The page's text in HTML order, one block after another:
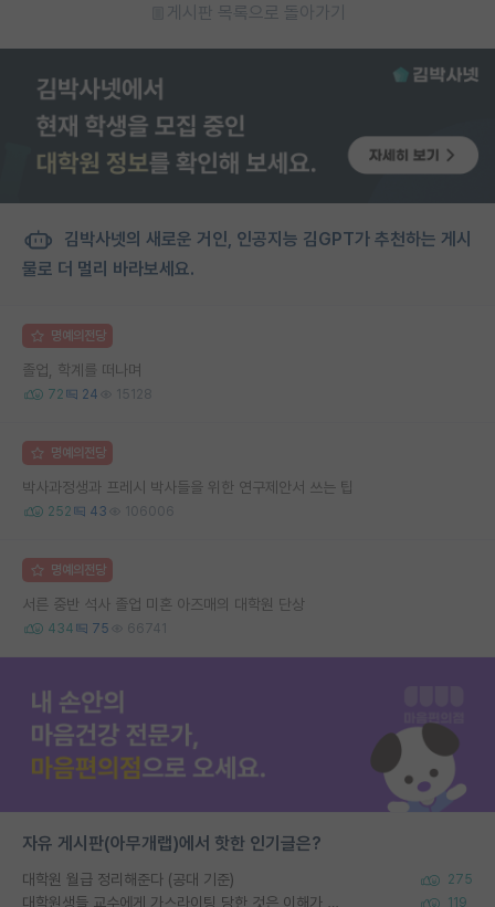
게시판 목록으로 돌아가기
김박사넷의 새로운 거인, 인공지능 김GPT가 추천하는 게시
물로 더 멀리 바라보세요.
명예의전당
졸업, 학계를 떠나며
72 24 15128
명예의전당
박사과정생과 프레시 박사들을 위한 연구제안서 쓰는 팁
252 43 106006
명예의전당
서른 중반 석사 졸업 미혼 아즈매의 대학원 단상
434 75 66741
자유 게시판(아무개랩)에서 핫한 인기글은?
대학원 월급 정리해준다 (공대 기준) 275
대학원생들 교수에게 가스라이팅 당한 것은 이해가 갑니다. 안타깝네요. 119